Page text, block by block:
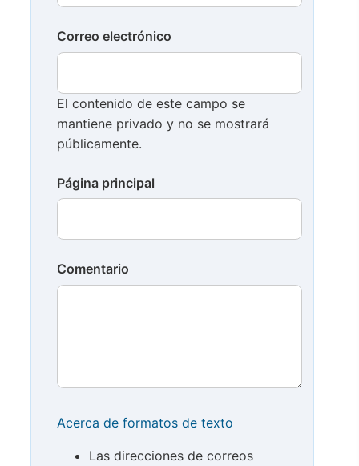
Correo electrónico
El contenido de este campo se
mantiene privado y no se mostrará
públicamente.
Página principal
Comentario
Acerca de formatos de texto
Las direcciones de correos